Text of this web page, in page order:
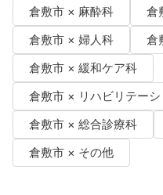
倉敷市 × 麻酔科
倉
倉敷市 × 婦人科
倉
倉敷市 × 緩和ケア科
倉敷市 × リハビリテー
倉敷市 × 総合診療科
倉敷市 × その他